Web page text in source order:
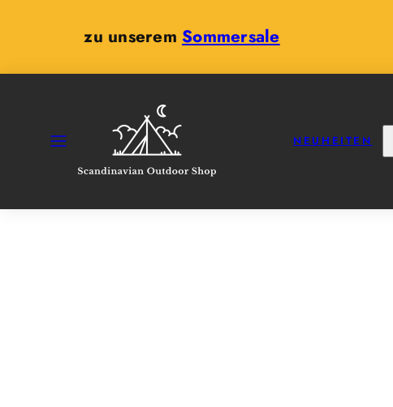
zu unseremSommersale
SPEISEKARTE
NEUHEITEN